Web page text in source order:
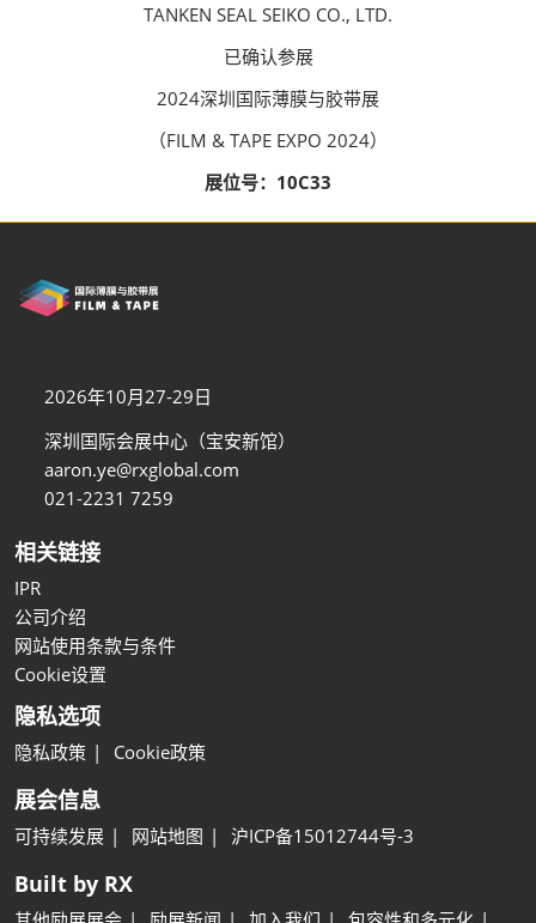
TANKEN SEAL SEIKO CO., LTD.
已确认参展
2024深圳国际薄膜与胶带展
（FILM & TAPE EXPO 2024）
展位号：10C33
2026年10月27-29日
深圳国际会展中心（宝安新馆）
aaron.ye@rxglobal.com
021-2231 7259
相关链接
IPR
公司介绍
网站使用条款与条件
Cookie设置
隐私选项
隐私政策 Cookie政策
展会信息
可持续发展 网站地图 沪ICP备15012744号-3
Built by RX